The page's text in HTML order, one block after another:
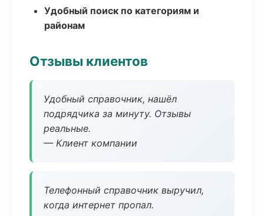
Удобный поиск по категориям и
районам
Отзывы клиентов
Удобный справочник, нашёл
подрядчика за минуту. Отзывы
реальные.
— Клиент компании
Телефонный справочник выручил,
когда интернет пропал.